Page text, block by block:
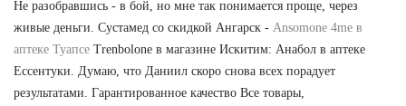
Не разобравшись - в бой, но мне так понимается проще, через
живые деньги. Сустамед со скидкой Ангарск - Ansomone 4me в
аптеке Туапсе Trenbolone в магазине Искитим: Анабол в аптеке
Ессентуки. Думаю, что Даниил скоро снова всех порадует
результатами. Гарантированное качество Все товары,